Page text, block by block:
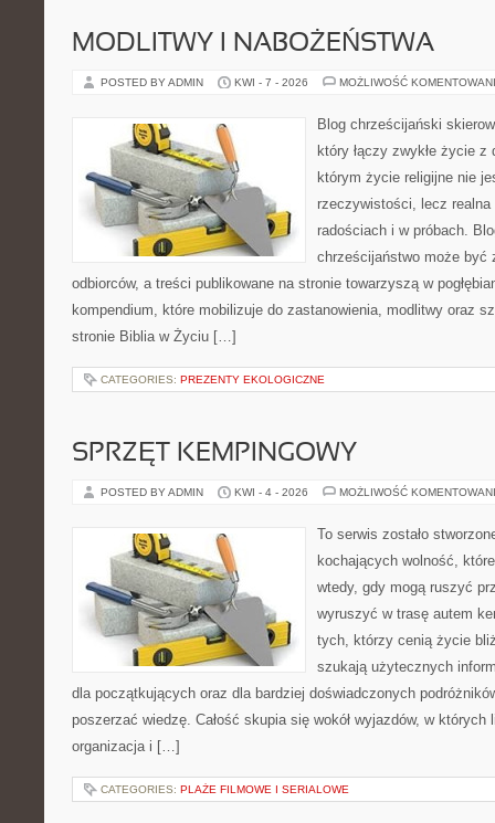
MODLITWY I NABOŻEŃSTWA
POSTED BY ADMIN KWI - 7 - 2026 MOŻLIWOŚĆ
Blog chrześcijański
który łączy zwykłe życie
którym życie religijne nie
rzeczywistości, lecz
radościach i w próbach.
chrześcijaństwo może być
odbiorców, a treści publikowane na stronie towarzyszą w
kompendium, które mobilizuje do zastanowienia, modlitwy oraz
stronie Biblia w Życiu […]
CATEGORIES: PREZENTY EKOLOGICZNE
SPRZĘT KEMPINGOWY
POSTED BY ADMIN KWI - 4 - 2026 MOŻLIWOŚĆ
To serwis zostało
kochających wolność,
wtedy, gdy mogą ruszyć
wyruszyć w trasę autem
tych, którzy cenią życie
szukają użytecznych
dla początkujących oraz dla bardziej doświadczonych
poszerzać wiedzę. Całość skupia się wokół wyjazdów, w
organizacja i […]
CATEGORIES: PLAŻE FILMOWE I SERIALOWE